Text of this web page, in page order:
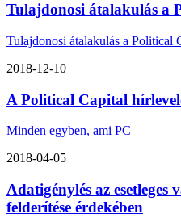
Tulajdonosi átalakulás a
Tulajdonosi átalakulás a Political
2018-12-10
A Political Capital
Minden egyben, ami PC
2018-04-05
Adatigénylés az esetleges
felderítése érdekében